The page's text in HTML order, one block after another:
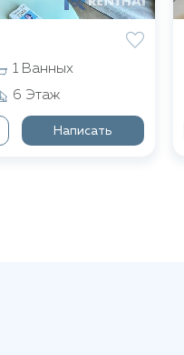
1 Ванных
6 Этаж
Написать